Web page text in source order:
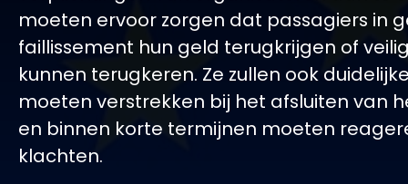
moeten ervoor zorgen dat passagiers in
faillissement hun geld terugkrijgen of
kunnen terugkeren. Ze zullen ook
moeten verstrekken bij het afsluiten van
en binnen korte termijnen moeten
klachten.